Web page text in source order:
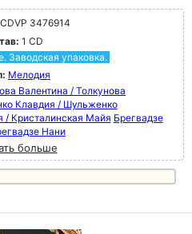
CDVP 3476914
1 CD
Заводская упаковка.
Мелодия
Валентина / Толкунова
Клавдия / Шульженко
/ Кристалинская Майя Брегвадзе
Нани
больше